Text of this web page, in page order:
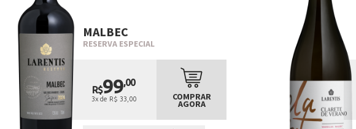
MALBEC
RESERVA ESPECIAL
R$99,00
3x de R$ 33,00 COMPRAR
AGORA